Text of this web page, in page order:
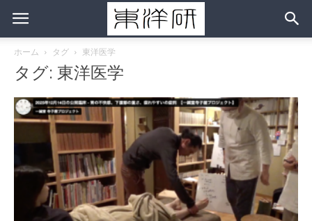
ホーム タグ 東洋医学
タグ: 東洋医学